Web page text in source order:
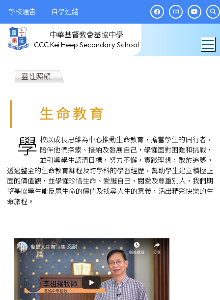
學校通告 自學連結
中華基督教會基協中學
CCC Kei Heep Secondary School
靈性照顧
生 命 教 育
學 校以成長思維為中心推動生命教育，擔當學生的同行者，
陪伴他們探索、接納及發展自己，學懂面對困難和挑戰，
並引導學生認清目標，努力不懈，實踐理想，敢於追夢。
透過整全的生命教育課程及跨學科的學習經歷，幫助學生建立積極正
面的價值觀，並學懂珍惜生命、愛護自己，關愛及尊重別人，我們期
望基協學生能反思生命的價值及找尋人生的意義，活出精彩快樂的生
命旅程。